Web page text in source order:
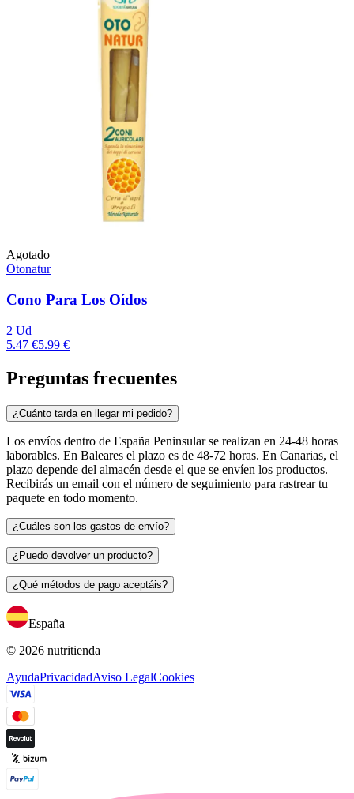
Agotado
Otonatur
Cono Para Los Oídos
2 Ud
5.47 €5.99 €
Preguntas frecuentes
¿Cuánto tarda en llegar mi pedido?
Los envíos dentro de España Peninsular se realizan en 24-48 horas
laborables. En Baleares el plazo es de 48-72 horas. En Canarias, el
plazo depende del almacén desde el que se envíen los productos.
Recibirás un email con el número de seguimiento para rastrear tu
paquete en todo momento.
¿Cuáles son los gastos de envío?
¿Puedo devolver un producto?
¿Qué métodos de pago aceptáis?
España
© 2026 nutritienda
AyudaPrivacidadAviso LegalCookies